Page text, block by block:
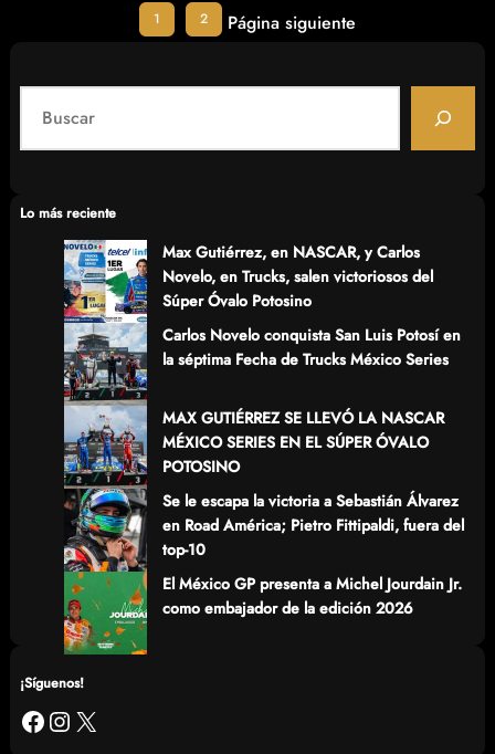
1 2 Página siguiente
a
cLo más reciente
Max Gutiérrez, en NASCAR, y Carlos
Novelo, en Trucks, salen victoriosos del
Súper Óvalo Potosino
Carlos Novelo conquista San Luis Potosí en
la séptima Fecha de Trucks México Series
MAX GUTIÉRREZ SE LLEVÓ LA NASCAR
MÉXICO SERIES EN EL SÚPER ÓVALO
POTOSINO
Se le escapa la victoria a Sebastián Álvarez
en Road América; Pietro Fittipaldi, fuera del
top-10
El México GP presenta a Michel Jourdain Jr.
como embajador de la edición 2026
¡Síguenos!
Facebook Instagram X